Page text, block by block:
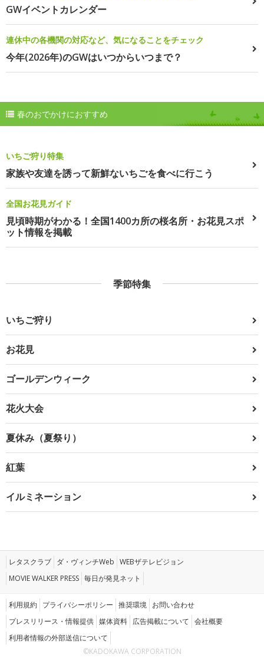
GWイベントカレンダー
連休中の各機関の対応など、気になることをチェック
今年(2026年)のGWはいつからいつまで？
春のおでかけにおすすめ
いちご狩り特集
家族や友達を誘って新鮮ないちごを食べに行こう
全国お花見ガイド
見頃時期がわかる！全国1400カ所の桜名所・お花見スポ
ット情報を掲載
季節特集
いちご狩り
お花見
ゴールデンウィーク
花火大会
夏休み（夏祭り）
紅葉
イルミネーション
レタスクラブ ダ・ヴィンチWeb WEBザテレビジョン
MOVIE WALKER PRESS 毎日が発見ネット
利用規約 プライバシーポリシー 推奨環境 お問い合わせ
プレスリリース・情報提供 媒体資料 広告掲載について 会社概要
利用者情報の外部送信について
©KADOKAWA CORPORATION